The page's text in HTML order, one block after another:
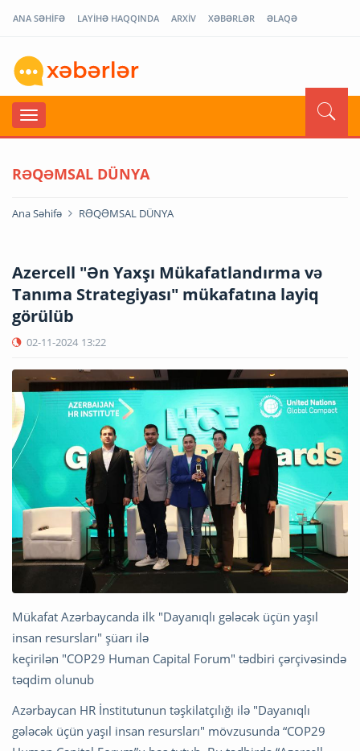
ANA SƏHİFƏ LAYİHƏ HAQQINDA ARXİV XƏBƏRLƏR ƏLAQƏ
RƏQƏMSAL DÜNYA
Ana Səhifə RƏQƏMSAL DÜNYA
Azercell "Ən Yaxşı Mükafatlandırma və
Tanıma Strategiyası" mükafatına layiq
görülüb
02-11-2024 13:22
Mükafat Azərbaycanda ilk "Dayanıqlı gələcək üçün yaşıl
insan resursları" şüarı ilə
keçirilən "COP29 Human Capital Forum" tədbiri çərçivəsində
təqdim olunub
Azərbaycan HR İnstitutunun təşkilatçılığı ilə "Dayanıqlı
gələcək üçün yaşıl insan resursları" mövzusunda “COP29